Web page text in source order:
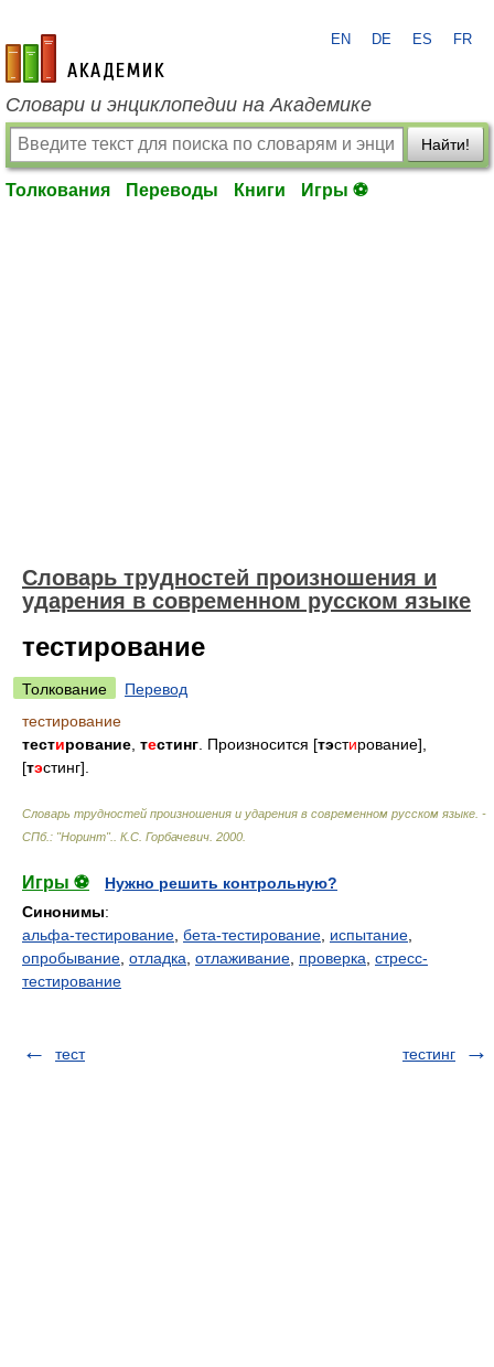
academic.ru
EN DE ES FR
Словари и энциклопедии на Академике
Найти!
Толкования Переводы Книги Игры ⚽
Словарь трудностей произношения и
ударения в современном русском языке
тестирование
Толкование
Перевод
тестирование
тестирование тестинг . Произносится [тэстирование],
[тэстинг].
Словарь трудностей произношения и ударения в современном русском языке. -
СПб.: "Норинт".
К.С. Горбачевич 2000
Игры ⚽
Нужно решить контрольную?
Синонимы:
альфа-тестирование бета-тестирование испытание
опробывание отладка отлаживание проверка стресс-
тестирование
тест тестинг